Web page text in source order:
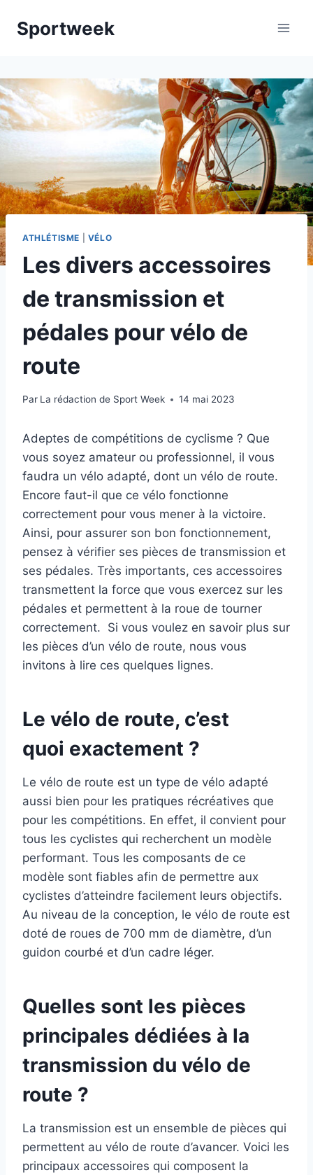
Sportweek
ATHLÉTISME VÉLO
Les divers accessoires
de transmission et
pédales pour vélo de
route
Par La rédaction de Sport Week 14 mai 2023
Adeptes de compétitions de cyclisme ? Que
vous soyez amateur ou professionnel, il vous
faudra un vélo adapté, dont un vélo de route.
Encore faut-il que ce vélo fonctionne
correctement pour vous mener à la victoire.
Ainsi, pour assurer son bon fonctionnement,
pensez à vérifier ses pièces de transmission et
ses pédales. Très importants, ces accessoires
transmettent la force que vous exercez sur les
pédales et permettent à la roue de tourner
correctement. Si vous voulez en savoir plus sur
les pièces d’un vélo de route, nous vous
invitons à lire ces quelques lignes.
Le vélo de route, c’est
quoi exactement ?
Le vélo de route est un type de vélo adapté
aussi bien pour les pratiques récréatives que
pour les compétitions. En effet, il convient pour
tous les cyclistes qui recherchent un modèle
performant. Tous les composants de ce
modèle sont fiables afin de permettre aux
cyclistes d’atteindre facilement leurs objectifs.
Au niveau de la conception, le vélo de route est
doté de roues de 700 mm de diamètre, d’un
guidon courbé et d’un cadre léger.
Quelles sont les pièces
principales dédiées à la
transmission du vélo de
route ?
La transmission est un ensemble de pièces qui
permettent au vélo de route d’avancer. Voici les
principaux accessoires qui composent la